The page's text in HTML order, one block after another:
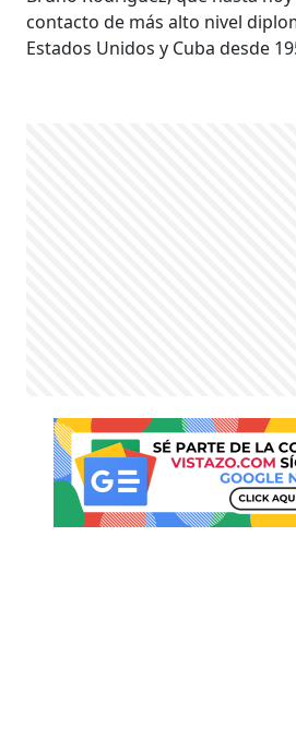
contacto de más alto nivel
Estados Unidos y Cuba desde